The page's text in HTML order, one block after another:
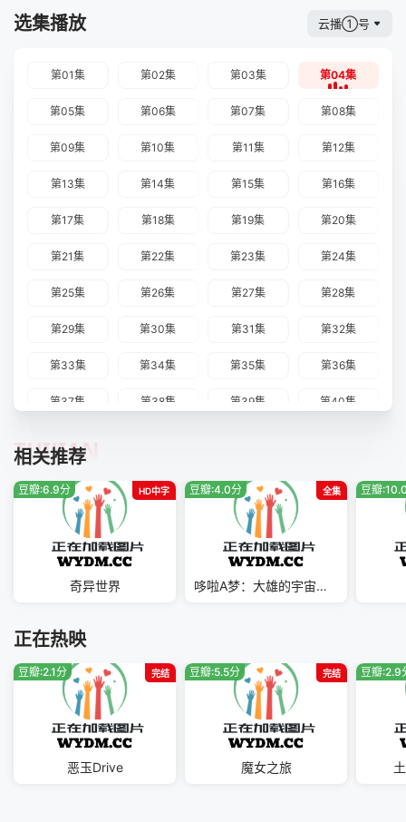
选集播放 云播①号
第01集 第02集 第03集 第04集
第05集 第06集 第07集 第08集
第09集 第10集 第11集 第12集
第13集 第14集 第15集 第16集
第17集 第18集 第19集 第20集
第21集 第22集 第23集 第24集
第25集 第26集 第27集 第28集
第29集 第30集 第31集 第32集
第33集 第34集 第35集 第36集
第37集 第38集 第39集 第40集
第49集 第51集
相关推荐
TUIJIAN
HD中字
豆瓣:6.9分
奇异世界
全集
豆瓣:4.0分
哆啦A梦：大雄的宇宙小战争二0二一
豆瓣
正在热映
完结
豆瓣:2.1分
恶玉Drive
完结
豆瓣:5.5分
魔女之旅
豆瓣:2.9